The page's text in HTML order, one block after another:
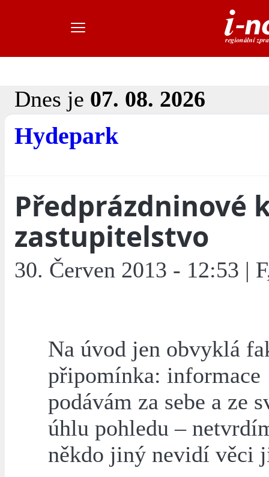
Dnes je 07. 08. 2026
Hydepark
Předprázdninové
zastupitelstvo
30. Červen 2013 - 12:53 |
Na úvod jen obvyklá
připomínka: informace
podávám za sebe a ze
úhlu pohledu –
někdo jiný nevidí věci